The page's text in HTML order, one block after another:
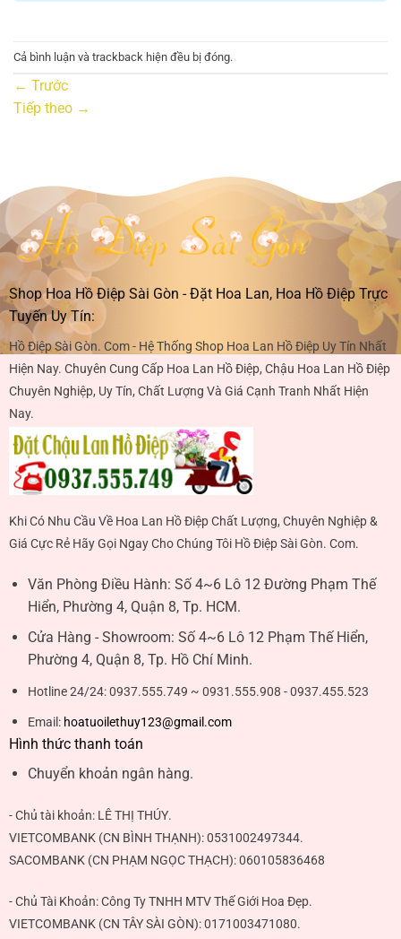
Cả bình luận và trackback hiện đều bị đóng.
← Trước
Tiếp theo →
Shop Hoa Hồ Điệp Sài Gòn - Đặt Hoa Lan, Hoa Hồ Điệp Trực
Tuyến Uy Tín:
Hồ Điệp Sài Gòn. Com - Hệ Thống Shop Hoa Lan Hồ Điệp Uy Tín Nhất
Hiện Nay. Chuyên Cung Cấp Hoa Lan Hồ Điệp, Chậu Hoa Lan Hồ Điệp
Chuyên Nghiệp, Uy Tín, Chất Lượng Và Giá Cạnh Tranh Nhất Hiện
Nay.
Khi Có Nhu Cầu Về Hoa Lan Hồ Điệp Chất Lượng, Chuyên Nghiệp &
Giá Cực Rẻ Hãy Gọi Ngay Cho Chúng Tôi Hồ Điệp Sài Gòn. Com.
Văn Phòng Điều Hành: Số 4~6 Lô 12 Đường Phạm Thế
Hiển, Phường 4, Quận 8, Tp. HCM.
Cửa Hàng - Showroom: Số 4~6 Lô 12 Phạm Thế Hiển,
Phường 4, Quận 8, Tp. Hồ Chí Minh.
Hotline 24/24:0937.555.749 ~ 0931.555.908 - 0937.455.523
Email: hoatuoilethuy123@gmail.com
Hình thức thanh toán
Chuyển khoản ngân hàng.
- Chủ tài khoản: LÊ THỊ THÚY.
VIETCOMBANK (CN BÌNH THẠNH):0531002497344.
SACOMBANK (CN PHẠM NGỌC THẠCH):060105836468
- Chủ Tài Khoản: Công Ty TNHH MTV Thế Giới Hoa Đẹp.
VIETCOMBANK (CN TÂY SÀI GÒN):0171003471080.